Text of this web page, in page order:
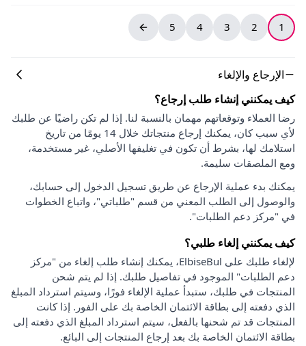
1
2
3
4
5
الإرجاع والإلغاء
كيف يمكنني إنشاء طلب إرجاع؟
رضا العملاء وتوقعاتهم مهمان بالنسبة لنا. إذا لم تكن راضيًا عن طلبك
لأي سبب كان، يمكنك إرجاع منتجاتك خلال 14 يومًا من تاريخ
استلامك لها، بشرط أن تكون في تغليفها الأصلي، غير مستخدمة،
ومع الملصقات سليمة.
يمكنك بدء عملية الإرجاع عن طريق تسجيل الدخول إلى حسابك،
والوصول إلى الطلب المعني من قسم "طلباتي"، واتباع الخطوات
في "مركز دعم الطلبات".
كيف يمكنني إلغاء طلبي؟
لإلغاء طلبك على ElbiseBul، يمكنك إنشاء طلب إلغاء من "مركز
دعم الطلبات" الموجود في تفاصيل طلبك. إذا لم يتم شحن
المنتجات في طلبك، ستبدأ عملية الإلغاء فورًا، وسيتم استرداد المبلغ
الذي دفعته إلى بطاقة الائتمان الخاصة بك على الفور. إذا كانت
المنتجات قد تم شحنها بالفعل، سيتم استرداد المبلغ الذي دفعته إلى
بطاقة الائتمان الخاصة بك بعد إرجاع المنتجات إلى البائع.